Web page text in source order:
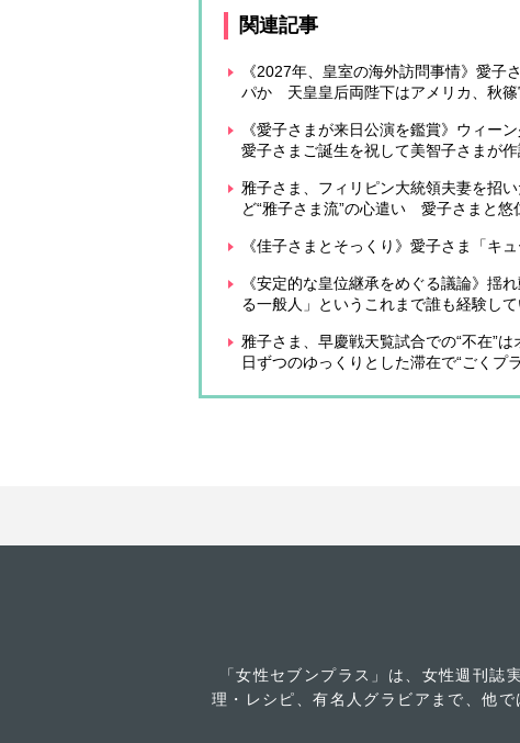
関連記事
《2027年、皇室の海外訪問事情》愛子
パか 天皇皇后両陛下はアメリカ、秋篠
《愛子さまが来日公演を鑑賞》ウィー
愛子さまご誕生を祝して美智子さまが
雅子さま、フィリピン大統領夫妻を招
ど“雅子さま流”の心遣い 愛子さまと
《佳子さまとそっくり》愛子さま「キ
《安定的な皇位継承をめぐる議論》揺
る一般人」というこれまで誰も経験し
雅子さま、早慶戦天覧試合での“不在”
日ずつのゆっくりとした滞在で“ごくプ
「女性セブンプラス」は、女性週刊
理・レシピ、有名人グラビアまで、他